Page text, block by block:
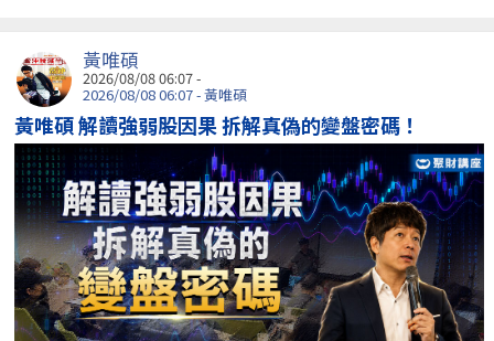
黃唯碩
2026/08/08 06:07 -
2026/08/08 06:07 - 黃唯碩
黃唯碩 解讀強弱股因果 拆解真偽的變盤密碼！